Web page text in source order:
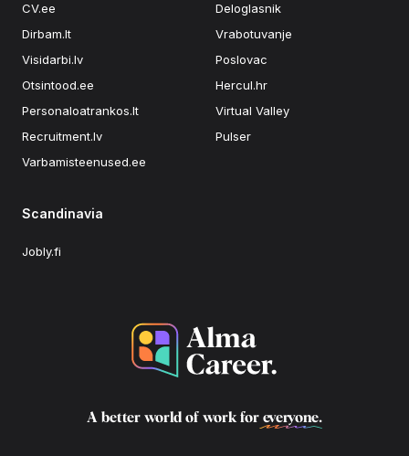
CV.ee
Dirbam.It
Visidarbi.lv
Otsintood.ee
Personaloatrankos.lt
Recruitment.lv
Varbamisteenused.ee
Deloglasnik
Vrabotuvanje
Poslovac
Hercul.hr
Virtual Valley
Pulser
Scandinavia
Jobly.fi
A better world of work for everyone.